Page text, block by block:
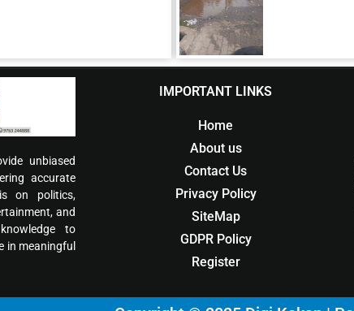
unbiased
accurate
on politics,
and
to
in meaningful
IMPORTANT LINKS
Home
About us
Contact Us
Privacy Policy
SiteMap
GDPR Policy
Register